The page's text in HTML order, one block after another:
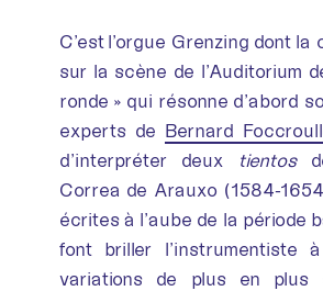
C’est l’orgue Grenzing dont la
sur la scène de l’Auditorium
ronde » qui résonne d’abord
experts de Bernard
d’interpréter deux
tientos
Correa de Arauxo (1584-
écrites à l’aube de la période
font briller l’instrumentiste
variations de plus en plus